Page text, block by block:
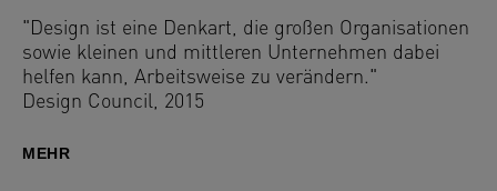
"Design ist eine Denkart, die großen Organisationen
sowie kleinen und mittleren Unternehmen dabei
helfen kann, Arbeitsweise zu verändern."
Design Council, 2015
MEHR